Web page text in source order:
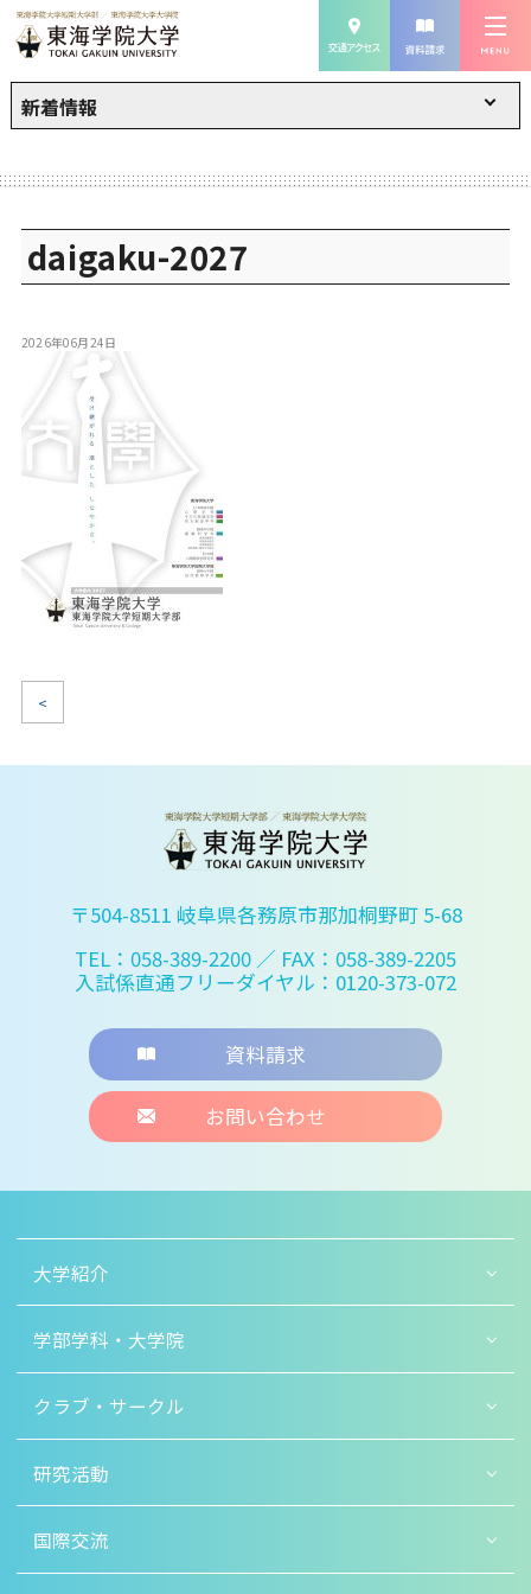
新着情報
daigaku-2027
2026年06月24日
<
〒504-8511 岐阜県各務原市那加桐野町 5-68
TEL：058-389-2200 ／ FAX：058-389-2205
入試係直通フリーダイヤル：0120-373-072
資料請求
お問い合わせ
大学紹介
学部学科・大学院
クラブ・サークル
研究活動
国際交流